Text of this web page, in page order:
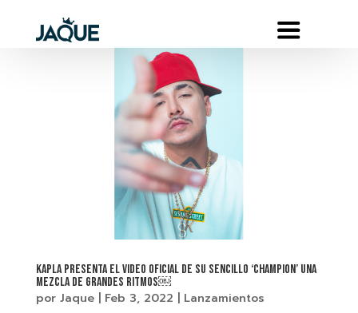
KAPLA PRESENTA EL VIDEO OFICIAL DE SU SENCILLO ‘CHAMPION’ UNA
MEZCLA DE GRANDES RITMOS￼
por Jaque| Feb 3, 2022 Lanzamientos